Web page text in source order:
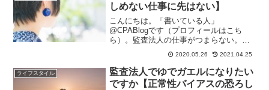
しめない仕事に先はない】
こんにちは。「書いている人」
@CPABlogです（プロフィールはこち
ら）。監査法人の仕事がつまらない。一
緒に働いているスタッフたちの多くがこ
ういう思いを持っています。 試験勉強を
していた頃は、もっとやりがいのある仕
事だと思っていたのに… 何...
2020.05.26 2021.04.25
ライフスタイル
監査法人でゆでガエルになりたい
ですか【正常性バイアスの恐ろし